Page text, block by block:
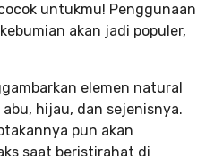
untukmu! Penggunaan
akan jadi populer,
elemen natural
hijau, dan sejenisnya.
pun akan
saat beristirahat di